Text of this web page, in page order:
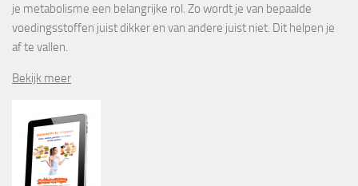
je metabolisme een belangrijke rol. Zo wordt je van bepaalde
voedingsstoffen juist dikker en van andere juist niet. Dit helpen je
af te vallen.
Bekijk meer